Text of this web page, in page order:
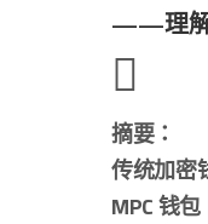
——理解
摘要：
传统加密
MPC 钱